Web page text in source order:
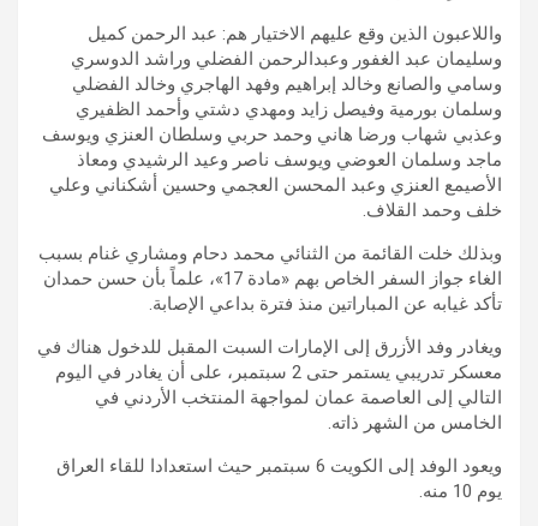
واللاعبون الذين وقع عليهم الاختيار هم: عبد الرحمن كميل
وسليمان عبد الغفور وعبدالرحمن الفضلي وراشد الدوسري
وسامي والصانع وخالد إبراهيم وفهد الهاجري وخالد الفضلي
وسلمان بورمية وفيصل زايد ومهدي دشتي وأحمد الظفيري
وعذبي شهاب ورضا هاني وحمد حربي وسلطان العنزي ويوسف
ماجد وسلمان العوضي ويوسف ناصر وعيد الرشيدي ومعاذ
الأصيمع العنزي وعبد المحسن العجمي وحسين أشكناني وعلي
خلف وحمد القلاف.
وبذلك خلت القائمة من الثنائي محمد دحام ومشاري غنام بسبب
الغاء جواز السفر الخاص بهم «مادة 17»، علماً بأن حسن حمدان
تأكد غيابه عن المباراتين منذ فترة بداعي الإصابة.
ويغادر وفد الأزرق إلى الإمارات السبت المقبل للدخول هناك في
معسكر تدريبي يستمر حتى 2 سبتمبر، على أن يغادر في اليوم
التالي إلى العاصمة عمان لمواجهة المنتخب الأردني في
الخامس من الشهر ذاته.
ويعود الوفد إلى الكويت 6 سبتمبر حيث استعدادا للقاء العراق
يوم 10 منه.